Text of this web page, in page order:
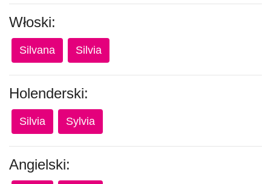
Włoski:
Silvana Silvia
Holenderski:
Silvia Sylvia
Angielski: